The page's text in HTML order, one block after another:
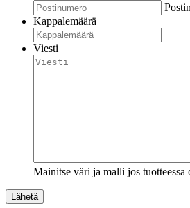
Kappalemäärä
Viesti
Mainitse väri ja malli jos tuotteessa